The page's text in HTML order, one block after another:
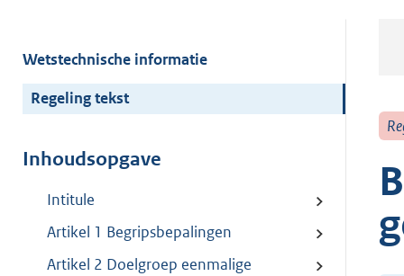
Wetstechnische informatie
Regeling tekst
Inhoudsopgave
Intitule
Artikel 1 Begripsbepalingen
Artikel 2 Doelgroep eenmalige